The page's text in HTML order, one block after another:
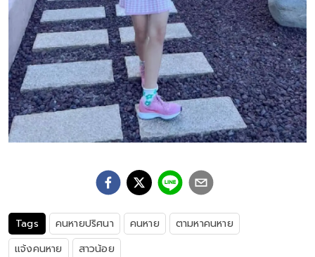
Tags คนหายปริศนา คนหาย
ตามหาคนหาย
แจ้งคนหาย
สาวน้อย